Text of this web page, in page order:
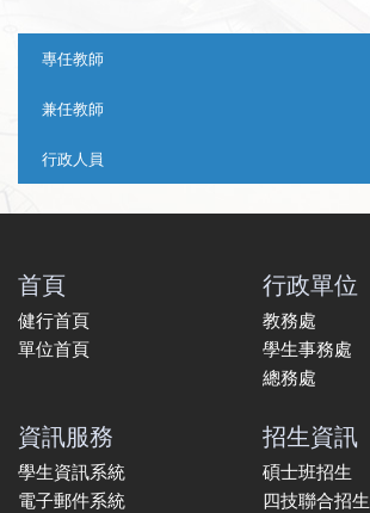
專任教師
兼任教師
行政人員
首頁
健行首頁
單位首頁
行政單位
教務處
學生事務處
總務處
資訊服務
學生資訊系統
電子郵件系統
招生資訊
碩士班招生
四技聯合招生